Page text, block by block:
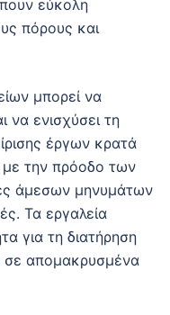
εύκολη
πόρους και
μπορεί να
να ενισχύσει τη
έργων κρατά
την πρόοδο των
άμεσων μηνυμάτων
Τα εργαλεία
για τη διατήρηση
σε απομακρυσμένα